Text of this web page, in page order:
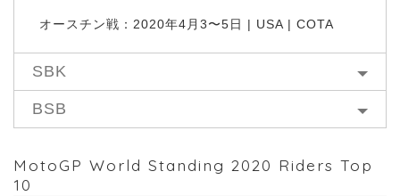
オースチン戦：2020年4月3〜5日 | USA | COTA
SBK
BSB
MotoGP World Standing 2020 Riders Top
10